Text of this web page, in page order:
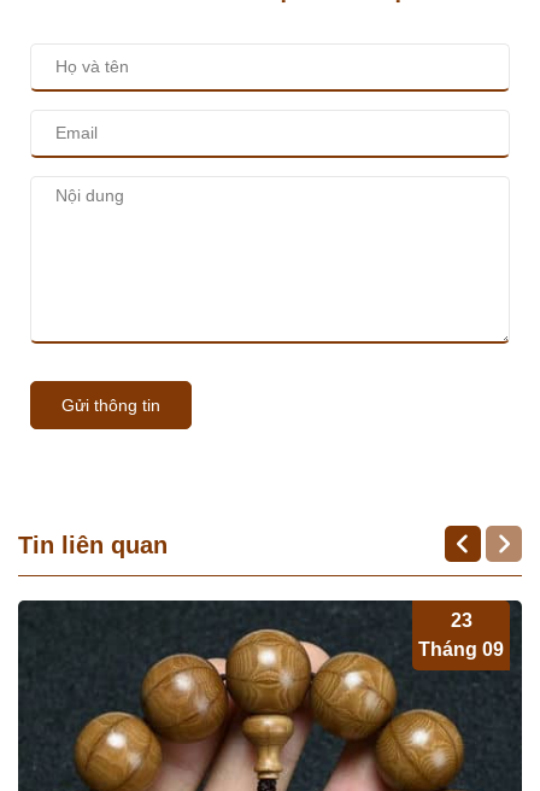
Gửi thông tin
Tin liên quan
23
Tháng 09